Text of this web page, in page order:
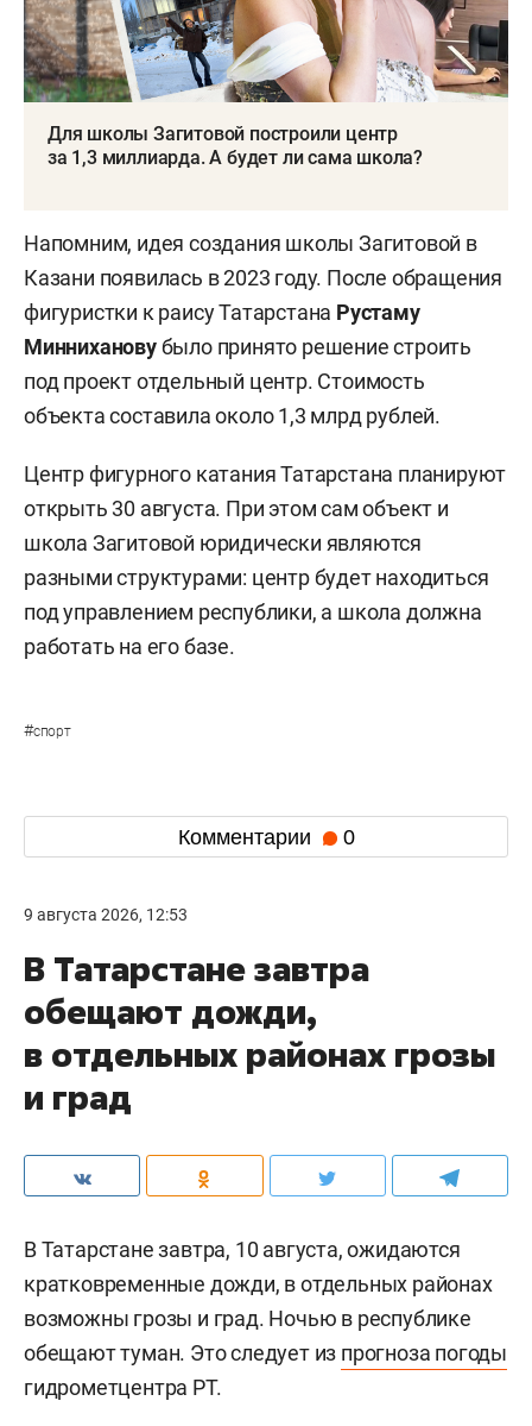
Для школы Загитовой построили центр
за 1,3 миллиарда. А будет ли сама школа?
Напомним, идея создания школы Загитовой в
Казани появилась в 2023 году. После обращения
фигуристки к раису Татарстана Рустаму
Миннихановубыло принято решение строить
под проект отдельный центр. Стоимость
объекта составила около 1,3 млрд рублей.
Центр фигурного катания Татарстана планируют
открыть 30 августа. При этом сам объект и
школа Загитовой юридически являются
разными структурами: центр будет находиться
под управлением республики, а школа должна
работать на его базе.
#спорт
Комментарии 0
9 августа 2026, 12:53
В Татарстане завтра
обещают дожди,
в отдельных районах грозы
и град
В Татарстане завтра, 10 августа, ожидаются
кратковременные дожди, в отдельных районах
возможны грозы и град. Ночью в республике
обещают туман. Это следует из прогноза погоды
гидрометцентра РТ.